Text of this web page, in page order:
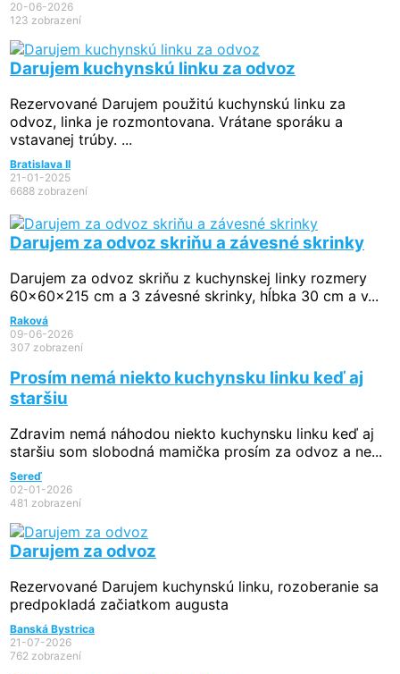
20-06-2026
123 zobrazení
Darujem kuchynskú linku za odvoz
Rezervované Darujem použitú kuchynskú linku za
odvoz, linka je rozmontovana. Vrátane sporáku a
vstavanej trúby. ...
Bratislava II
21-01-2025
6688 zobrazení
Darujem za odvoz skriňu a závesné skrinky
Darujem za odvoz skriňu z kuchynskej linky rozmery
60x60x215 cm a 3 závesné skrinky, hĺbka 30 cm a v...
Raková
09-06-2026
307 zobrazení
Prosím nemá niekto kuchynsku linku keď aj
staršiu
Zdravim nemá náhodou niekto kuchynsku linku keď aj
staršiu som slobodná mamička prosím za odvoz a ne...
Sereď
02-01-2026
481 zobrazení
Darujem za odvoz
Rezervované Darujem kuchynskú linku, rozoberanie sa
predpokladá začiatkom augusta
Banská Bystrica
21-07-2026
762 zobrazení